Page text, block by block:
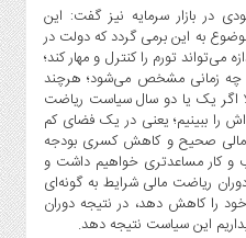
در بازار سرمایه نیز گفت: این
به این برمی گردد که دولت در
تورم را کنترل و مهار کند؛
چه زمانی مشخص می‌شود؛ هرچند
اگر یک یا دو سال سیاست ریاضت
را ببینیم؛ یعنی در یک فضای کم
مالی صحیح و کاهش کسری بودجه
کار مساعدتری خواهیم داشت و
ریاضت مالی شرایط به گونه‌ای
را کاهش دهد، در نتیجه دوران
این سیاست نتیجه دهد.